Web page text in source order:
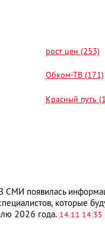
рост цен (253)
Обком-ТВ (171)
Красный путь
СМИ появилась
которые
2026 года. 14.11 14:35